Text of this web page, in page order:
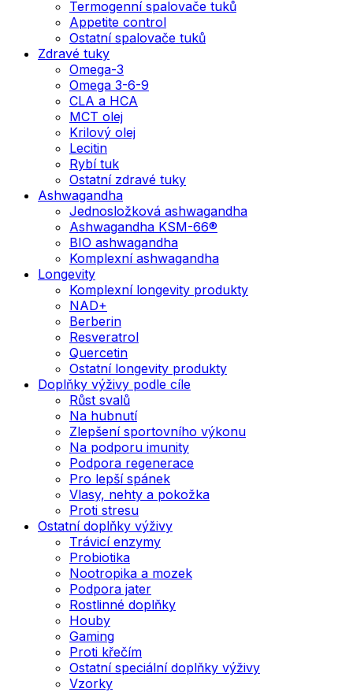
Termogenní spalovače tuků
Appetite control
Ostatní spalovače tuků
Zdravé tuky
Omega-3
Omega 3-6-9
CLA a HCA
MCT olej
Krilový olej
Lecitin
Rybí tuk
Ostatní zdravé tuky
Ashwagandha
Jednosložková ashwagandha
Ashwagandha KSM-66®
BIO ashwagandha
Komplexní ashwagandha
Longevity
Komplexní longevity produkty
NAD+
Berberin
Resveratrol
Quercetin
Ostatní longevity produkty
Doplňky výživy podle cíle
Růst svalů
Na hubnutí
Zlepšení sportovního výkonu
Na podporu imunity
Podpora regenerace
Pro lepší spánek
Vlasy, nehty a pokožka
Proti stresu
Ostatní doplňky výživy
Trávicí enzymy
Probiotika
Nootropika a mozek
Podpora jater
Rostlinné doplňky
Houby
Gaming
Proti křečím
Ostatní speciální doplňky výživy
Vzorky